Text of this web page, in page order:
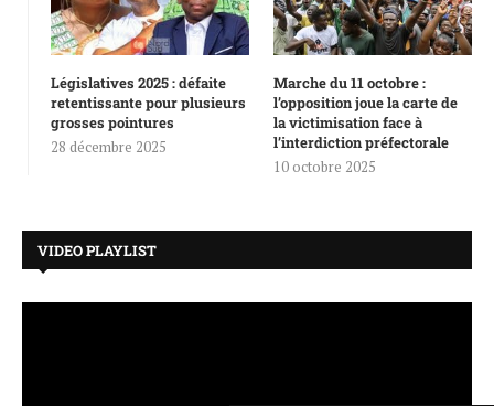
Législatives 2025 : défaite
retentissante pour plusieurs
grosses pointures
28 décembre 2025
Marche du 11 octobre :
l’opposition joue la carte de
la victimisation face à
l’interdiction préfectorale
10 octobre 2025
VIDEO PLAYLIST